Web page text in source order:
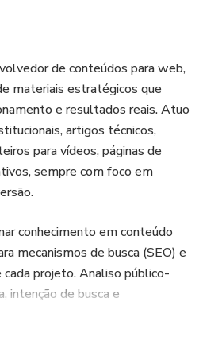
empresa
para concursos, empresas
e aplicável à sua rotina:
e Direto ao Ponto:
23
pedir reembolso total dentro de
de conteúdos para web,
materiais estratégicos que
e resultados reais. Atuo
artigos técnicos,
para vídeos, páginas de
sempre com foco em
conhecimento em conteúdo
mecanismos de busca (SEO) e
projeto. Analiso público-
intenção de busca e
engajam e geram ação.